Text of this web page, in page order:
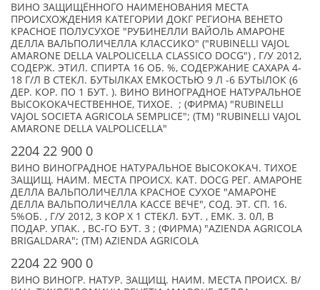
ВИНО ЗАЩИЩЁННОГО НАИМЕНОВАНИЯ МЕСТА
ПРОИСХОЖДЕНИЯ КАТЕГОРИИ ДОКГ РЕГИОНА ВЕНЕТО
КРАСНОЕ ПОЛУСУХОЕ "РУБИНЕЛЛИ ВАЙОЛЬ АМАРОНЕ
ДЕЛЛА ВАЛЬПОЛИЧЕЛЛА КЛАССИКО" ("RUBINELLI VAJOL
AMARONE DELLA VALPOLICELLA CLASSICO DOCG") , Г/У 2012,
СОДЕРЖ. ЭТИЛ. СПИРТА 16 ОБ. %, СОДЕРЖАНИЕ САХАРА 4-
18 Г/Л В СТЕКЛ. БУТЫЛКАХ ЕМКОСТЬЮ 9 Л -6 БУТЫЛОК (6
ДЕР. КОР. ПО 1 БУТ. ). ВИНО ВИНОГРАДНОЕ НАТУРАЛЬНОЕ
ВЫСОКОКАЧЕСТВЕННОЕ, ТИХОЕ. ; (ФИРМА) "RUBINELLI
VAJOL SOCIETA AGRICOLA SEMPLICE"; (TM) "RUBINELLI VAJOL
AMARONE DELLA VALPOLICELLA"
2204 22 900 0
ВИНО ВИНОГРАДНОЕ НАТУРАЛЬНОЕ ВЫСОКОКАЧ. ТИХОЕ
ЗАЩИЩ. НАИМ. МЕСТА ПРОИСХ. КАТ. DOCG РЕГ. АМАРОНЕ
ДЕЛЛА ВАЛЬПОЛИЧЕЛЛА КРАСНОЕ СУХОЕ "АМАРОНЕ
ДЕЛЛА ВАЛЬПОЛИЧЕЛЛА КАССЕ ВЕЧЕ", СОД. ЭТ. СП. 16.
5%ОБ. , Г/У 2012, 3 КОР Х 1 СТЕКЛ. БУТ. , ЕМК. 3. 0Л, В
ПОДАР. УПАК. , ВС-ГО БУТ. 3 ; (ФИРМА) "AZIENDA AGRICOLA
BRIGALDARA"; (TM) AZIENDA AGRICOLA
2204 22 900 0
ВИНО ВИНОГР. НАТУР. ЗАЩИЩ. НАИМ. МЕСТА ПРОИСХ. В/